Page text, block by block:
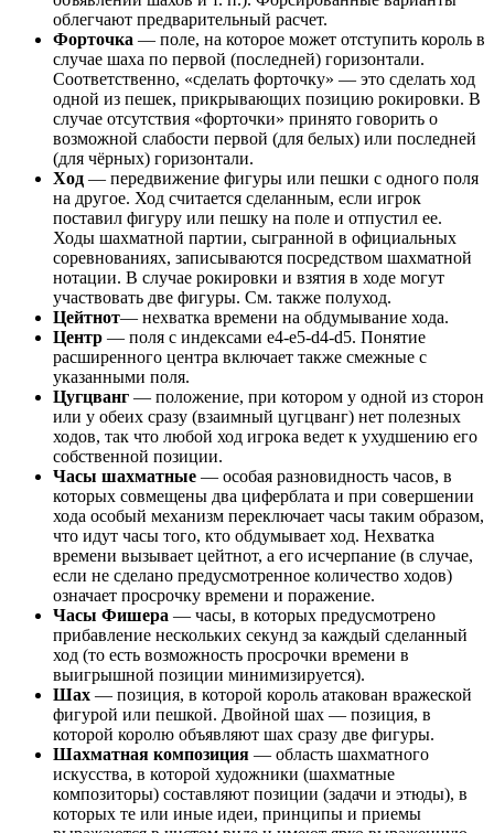
облегчают предварительный расчет.
Форточка — поле, на которое может отступить король в
случае шаха по первой (последней) горизонтали.
Соответственно, «сделать форточку» — это сделать ход
одной из пешек, прикрывающих позицию рокировки. В
случае отсутствия «форточки» принято говорить о
возможной слабости первой (для белых) или последней
(для чёрных) горизонтали.
Ход — передвижение фигуры или пешки с одного поля
на другое. Ход считается сделанным, если игрок
поставил фигуру или пешку на поле и отпустил ее.
Ходы шахматной партии, сыгранной в официальных
соревнованиях, записываются посредством шахматной
нотации. В случае рокировки и взятия в ходе могут
участвовать две фигуры. См. также полуход.
Цейтнот— нехватка времени на обдумывание хода.
Центр — поля с индексами e4-e5-d4-d5. Понятие
расширенного центра включает также смежные с
указанными поля.
Цугцванг — положение, при котором у одной из сторон
или у обеих сразу (взаимный цугцванг) нет полезных
ходов, так что любой ход игрока ведет к ухудшению его
собственной позиции.
Часы шахматные — особая разновидность часов, в
которых совмещены два циферблата и при совершении
хода особый механизм переключает часы таким образом,
что идут часы того, кто обдумывает ход. Нехватка
времени вызывает цейтнот, а его исчерпание (в случае,
если не сделано предусмотренное количество ходов)
означает просрочку времени и поражение.
Часы Фишера — часы, в которых предусмотрено
прибавление нескольких секунд за каждый сделанный
ход (то есть возможность просрочки времени в
выигрышной позиции минимизируется).
Шах — позиция, в которой король атакован вражеской
фигурой или пешкой. Двойной шах — позиция, в
которой королю объявляют шах сразу две фигуры.
Шахматная композиция — область шахматного
искусства, в которой художники (шахматные
композиторы) составляют позиции (задачи и этюды), в
которых те или иные идеи, принципы и приемы